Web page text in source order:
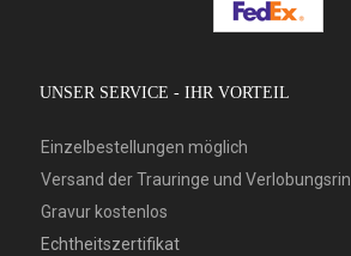
UNSER SERVICE - IHR VORTEIL
Einzelbestellungen möglich
Versand der Trauringe und
Gravur kostenlos
Echtheitszertifikat